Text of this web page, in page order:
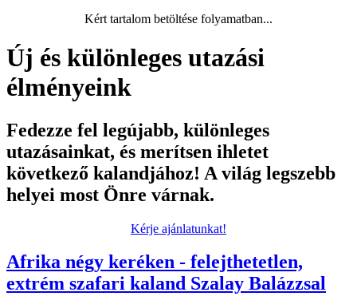
Kért tartalom betöltése folyamatban...
Új és különleges utazási
élményeink
Fedezze fel legújabb, különleges
utazásainkat, és merítsen ihletet
következő kalandjához! A világ legszebb
helyei most Önre várnak.
Kérje ajánlatunkat!
Afrika négy keréken - felejthetetlen,
extrém szafari kaland Szalay Balázzsal